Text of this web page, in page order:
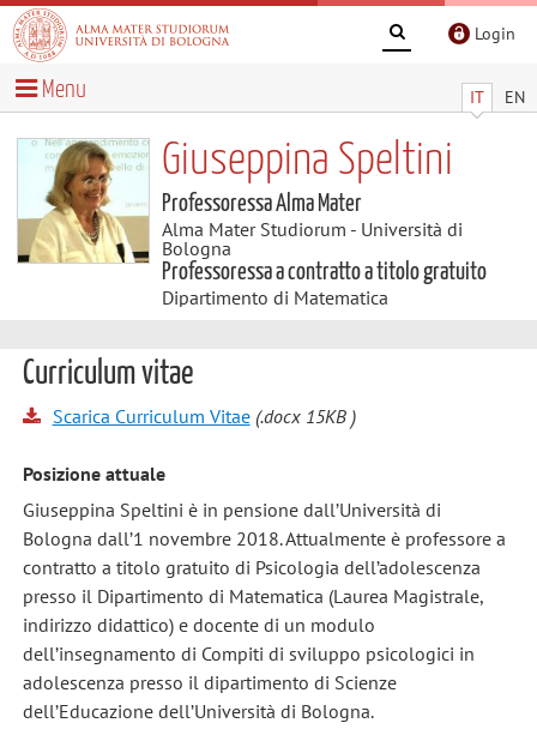
Login
IT EN
Menu
Giuseppina Speltini
Professoressa Alma Mater
Alma Mater Studiorum - Università di
Bologna
Professoressa a contratto a titolo gratuito
Dipartimento di Matematica
Curriculum vitae
Scarica Curriculum Vitae(.docx 15KB )
Posizione attuale
Giuseppina Speltini è in pensione dall’Università di
Bologna dall’1 novembre 2018. Attualmente è professore a
contratto a titolo gratuito di Psicologia dell’adolescenza
presso il Dipartimento di Matematica (Laurea Magistrale,
indirizzo didattico) e docente di un modulo
dell’insegnamento di Compiti di sviluppo psicologici in
adolescenza presso il dipartimento di Scienze
dell’Educazione dell’Università di Bologna.